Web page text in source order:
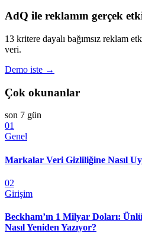
AdQ ile reklamın gerçek
13 kritere dayalı bağımsız reklam
veri.
Demo iste →
Çok okunanlar
son 7 gün
01
Genel
Markalar Veri Gizliliğine Nasıl
02
Girişim
Beckham’ın 1 Milyar Doları:
Nasıl Yeniden Yazıyor?